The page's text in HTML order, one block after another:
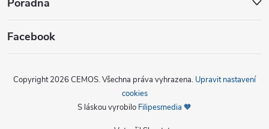
Poradna
Facebook
Copyright 2026 CEMOS. Všechna práva vyhrazena. Upravit nastavení
cookies
S láskou vyrobilo Filipesmedia 🧡